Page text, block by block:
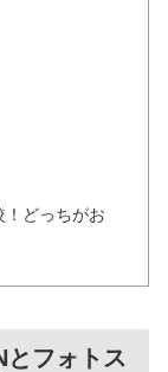
！どっちがお
フォトス